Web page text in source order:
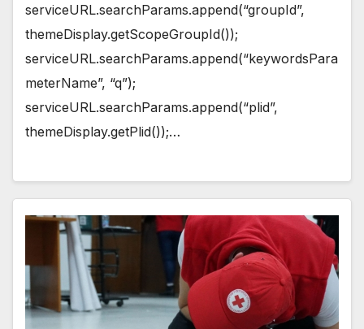
serviceURL.searchParams.append(“groupId”,
themeDisplay.getScopeGroupId());
serviceURL.searchParams.append(“keywordsPara
meterName”, “q”);
serviceURL.searchParams.append(“plid”,
themeDisplay.getPlid());…